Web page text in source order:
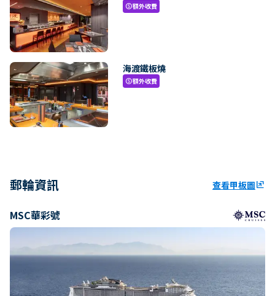
paid額外收費
海渡鐵板燒
paid額外收費
郵輪資訊 查看甲板圖ungroup
MSC華彩號